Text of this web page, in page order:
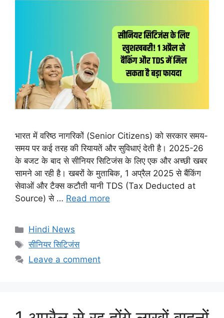
भारत में वरिष्ठ नागरिकों (Senior Citizens) को सरकार समय-
समय पर कई तरह की रियायतें और सुविधाएं देती है। 2025-26
के बजट के बाद से सीनियर सिटिजंस के लिए एक और अच्छी खबर
सामने आ रही है। खबरों के मुताबिक, 1 अप्रैल 2025 से बैंकिंग
सेवाओं और टैक्स कटौती यानी TDS (Tax Deducted at
Source) से … Read more
Categories
Hindi News
Tags
सीनियर सिटिजंस
Leave a comment